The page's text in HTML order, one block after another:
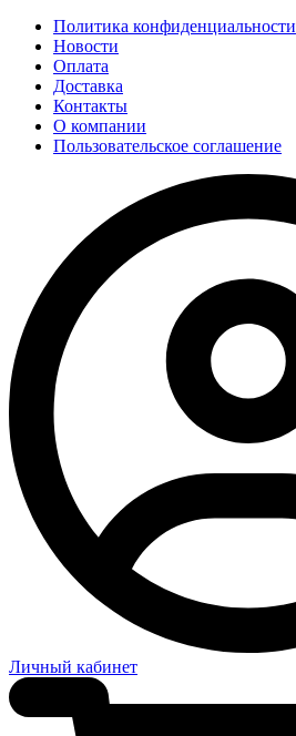
Политика конфиденциальности
Новости
Оплата
Доставка
Контакты
О компании
Пользовательское соглашение
Личный кабинет